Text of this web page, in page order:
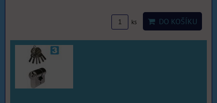
ks DO KOŠÍKU